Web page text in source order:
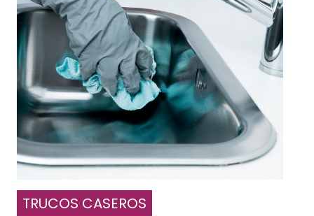
TRUCOS CASEROS